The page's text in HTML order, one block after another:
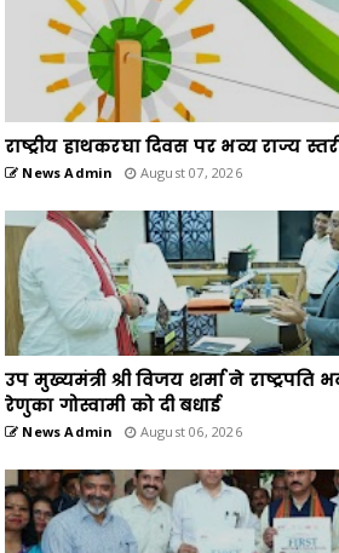
राष्ट्रीय हाथकरघा दिवस पर भव्य राज्य
News Admin August 07, 2026
उप मुख्यमंत्री श्री विजय शर्मा ने
रेणुका गोस्वामी को दी बधाई
News Admin August 06, 2026